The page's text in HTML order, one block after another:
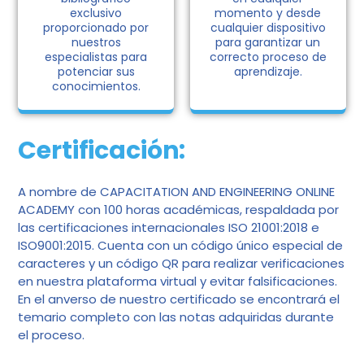
exclusivo
proporcionado por
nuestros
especialistas para
potenciar sus
conocimientos.
momento y desde
cualquier dispositivo
para garantizar un
correcto proceso de
aprendizaje.
Certificación:
A nombre de CAPACITATION AND ENGINEERING ONLINE
ACADEMY con 100 horas académicas, respaldada por
las certificaciones internacionales ISO 21001:2018 e
ISO9001:2015. Cuenta con un código único especial de
caracteres y un código QR para realizar verificaciones
en nuestra plataforma virtual y evitar falsificaciones.
En el anverso de nuestro certificado se encontrará el
temario completo con las notas adquiridas durante
el proceso.